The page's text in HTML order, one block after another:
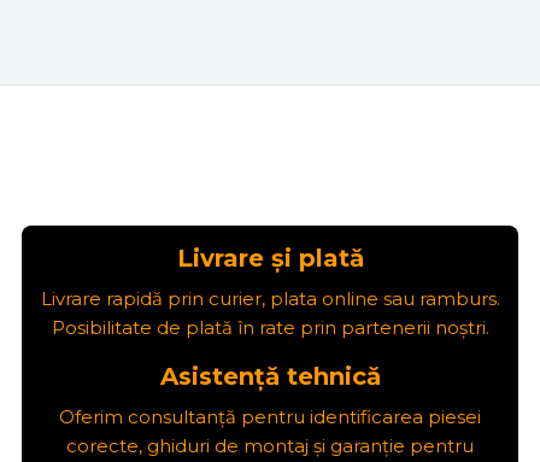
Livrare și plată
Livrare rapidă prin curier, plata online sau ramburs.
Posibilitate de plată în rate prin partenerii noștri.
Asistență tehnică
Oferim consultanță pentru identificarea piesei
corecte, ghiduri de montaj și garanție pentru